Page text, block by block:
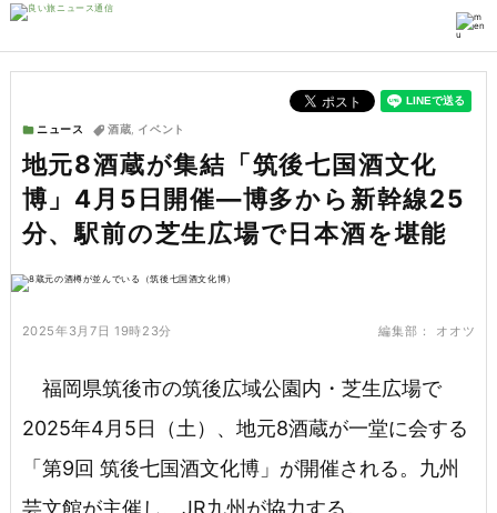
ニュース 酒蔵, イベント
地元8酒蔵が集結「筑後七国酒文化
博」4月5日開催—博多から新幹線25
分、駅前の芝生広場で日本酒を堪能
2025年3月7日 19時23分 編集部： オオツ
福岡県筑後市の筑後広域公園内・芝生広場で
2025年4月5日（土）、地元8酒蔵が一堂に会する
「第9回 筑後七国酒文化博」が開催される。九州